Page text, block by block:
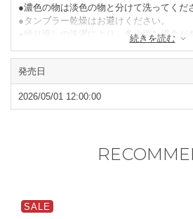
●濃色の物は淡色の物と分けて洗ってくだ
●タンブラー乾燥はお避けください。
●繰り返しの洗濯により、多少縮む場合が
●色落ちの恐れがありますので、長時間水
ま放置することは避けてください。
●形を整えて陰干ししてください。
●素材の特性上、洗濯や摩擦により、毛玉
ります。
続きを読む
閉じる
発売日
2026/05/01 12:00:00
SALE